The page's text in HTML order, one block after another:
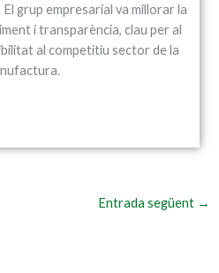
grup empresarial va millorar la
i transparència, clau per al
al competitiu sector de la
Entrada següent →